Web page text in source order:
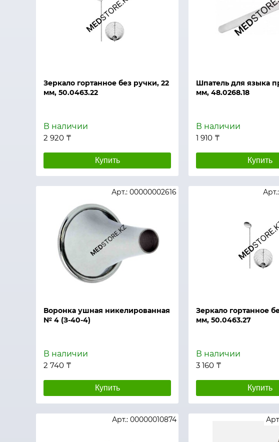
Зеркало гортанное без ручки, 22
мм, 50.0463.22
В наличии
2 920 ₸
Купить
Шпатель для языка
мм, 48.0268.18
В наличии
1 910 ₸
Купить
Воронка ушная никелированная
№ 4 (З-40-4)
Арт.: 00000002616
В наличии
2 740 ₸
Купить
Зеркало гортанное
мм, 50.0463.27
В наличии
3 160 ₸
Купить
Арт.: 00000010874